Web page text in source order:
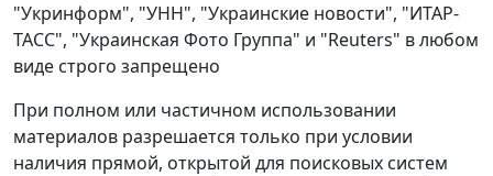
"Укринформ", "УНН", "Украинские новости", "ИТАР-
ТАСС", "Украинская Фото Группа" и "Reuters" в любом
виде строго запрещено
При полном или частичном использовании
материалов разрешается только при условии
наличия прямой, открытой для поисковых систем